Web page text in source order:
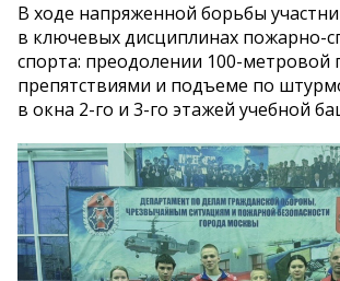
В ходе напряженной борьбы
в ключевых дисциплинах пожарно-
спорта: преодолении 100-метровой
препятствиями и подъеме по
в окна 2-го и 3-го этажей учебной